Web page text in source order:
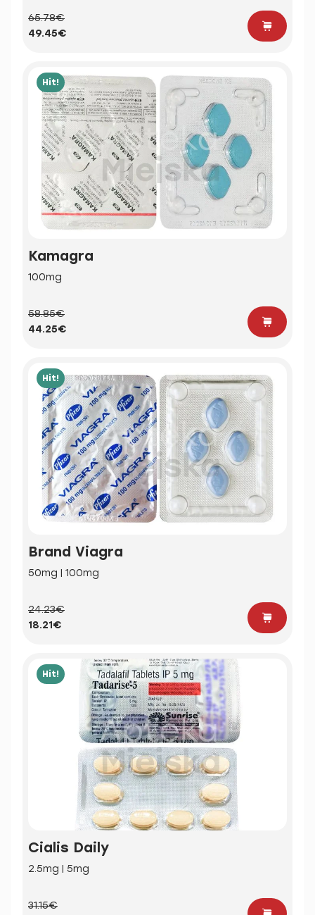
65.78€
49.45€
Hit!
Kamagra
100mg
58.85€
44.25€
Hit!
Brand Viagra
50mg | 100mg
24.23€
18.21€
Hit!
Cialis Daily
2.5mg | 5mg
31.15€